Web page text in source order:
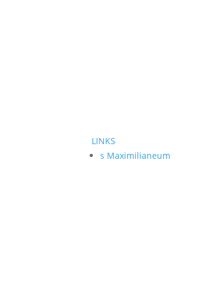
LINKS
s Maximilianeum